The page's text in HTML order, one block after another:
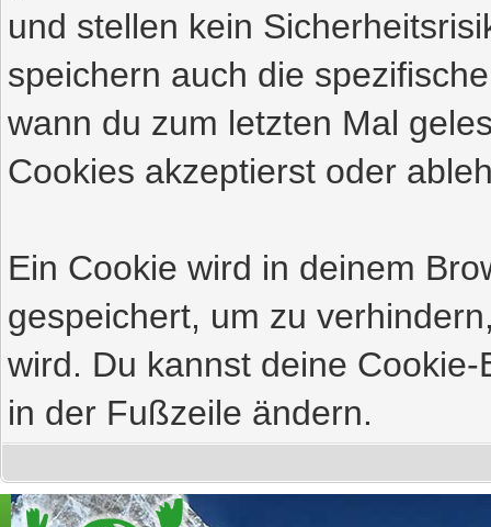
und stellen kein
speichern auch die
wann du zum letzten Mal
Cookies akzeptierst oder
Ein Cookie wird in deinem
gespeichert, um zu
wird. Du kannst deine
in der Fußzeile ändern.